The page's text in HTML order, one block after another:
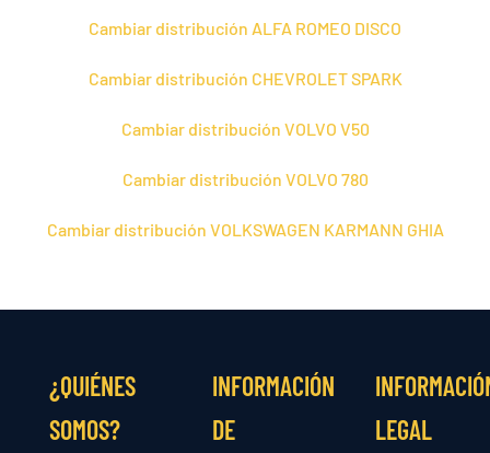
Cambiar distribución ALFA ROMEO DISCO
Cambiar distribución CHEVROLET SPARK
Cambiar distribución VOLVO V50
Cambiar distribución VOLVO 780
Cambiar distribución VOLKSWAGEN KARMANN GHIA
¿QUIÉNES
SOMOS?
INFORMACIÓN
DE
LEGAL